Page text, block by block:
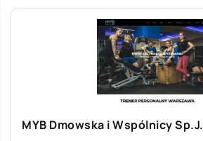
MYB Dmowska i Wspólnicy Sp.J.